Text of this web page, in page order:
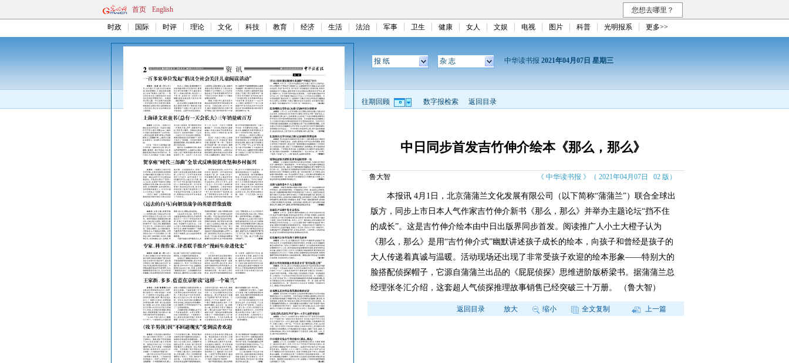
首页 English 您想去哪里？
时政 国际 时评 理论 文化 科技 教育 经济 生活 法治 军事 卫生 健康 女人 文娱 电视 图片 科普 光明报系 更多>>
报 纸 杂 志 中华读书报 2021年04月07日 星期三
往期回顾 数字报检索 返回目录
中日同步首发吉竹伸介绘本《那么，那么》
鲁大智 《 中华读书报 》（ 2021年04月07日 02 版）
本报讯 4月1日，北京蒲蒲兰文化发展有限公司（以下简称“蒲蒲兰”）联合全球出
版方，同步上市日本人气作家吉竹伸介新书《那么，那么》并举办主题论坛“挡不住
的成长”。这是吉竹伸介绘本由中日出版界同步首发。阅读推广人小土大橙子认为
《那么，那么》是用“吉竹伸介式”幽默讲述孩子成长的绘本，向孩子和曾经是孩子的
大人传递着真诚与温暖。活动现场还出现了非常受孩子欢迎的绘本形象——特别大的
脸搭配侦探帽子，它源自蒲蒲兰出品的《屁屁侦探》思维进阶版桥梁书。据蒲蒲兰总
经理张冬汇介绍，这套超人气侦探推理故事销售已经突破三十万册。 （鲁大智）
返回目录 放大 缩小 全文复制 上一篇